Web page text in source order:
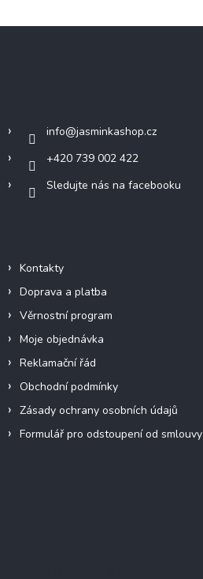
info@jasminkashop.cz
+420 739 002 422
Sledujte nás na facebooku
Kontakty
Doprava a platba
Věrnostní program
Moje objednávka
Reklamační řád
Obchodní podmínky
Zásady ochrany osobních údajů
Formulář pro odstoupení od smlouvy